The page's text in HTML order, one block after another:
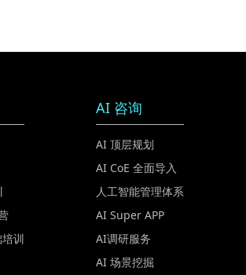
训
AI 咨询
AI 顶层规划
AI CoE 全面导入
人工智能管理体系
AI Super APP
AI调研服务
AI 场景挖掘